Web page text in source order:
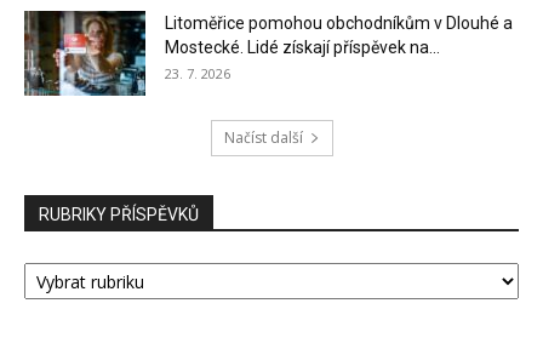
Litoměřice pomohou obchodníkům v Dlouhé a
Mostecké. Lidé získají příspěvek na...
23. 7. 2026
Načíst další
RUBRIKY PŘÍSPĚVKŮ
RUBRIKY
PŘÍSPĚVKŮ